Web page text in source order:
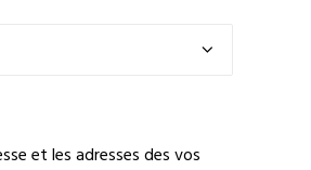
et les adresses des vos